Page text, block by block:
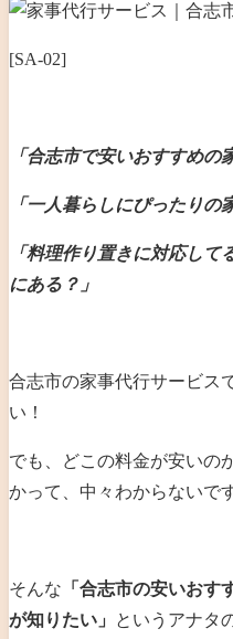
[SA-02]
「合志市で安いおすすめの
「一人暮らしにぴったりの
「料理作り置きに対応し
にある？」
合志市の家事代行サービス
い！
でも、どこの料金が安いの
かって、中々わからないで
そんな 「合志市の安いおす
が知りたい」
というアナタ